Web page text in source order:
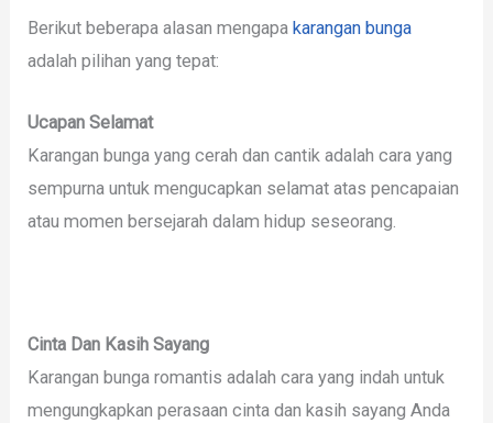
Berikut beberapa alasan mengapa karangan bunga
adalah pilihan yang tepat:
Ucapan Selamat
Karangan bunga yang cerah dan cantik adalah cara yang
sempurna untuk mengucapkan selamat atas pencapaian
atau momen bersejarah dalam hidup seseorang.
Cinta Dan Kasih Sayang
Karangan bunga romantis adalah cara yang indah untuk
mengungkapkan perasaan cinta dan kasih sayang Anda